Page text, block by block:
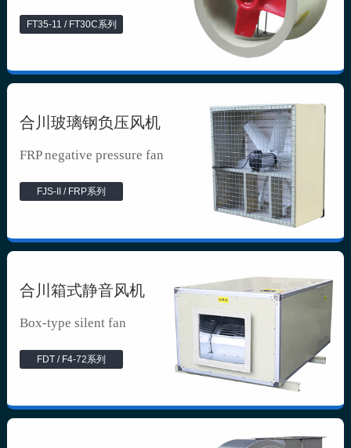
FT35-11 / FT30C系列
合川玻璃钢负压风机
FRP negative pressure fan
FJS-II / FRP系列
合川箱式静音风机
Box-type silent fan
FDT / F4-72系列